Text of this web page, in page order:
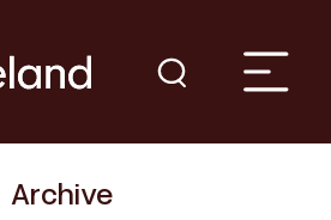
Archive